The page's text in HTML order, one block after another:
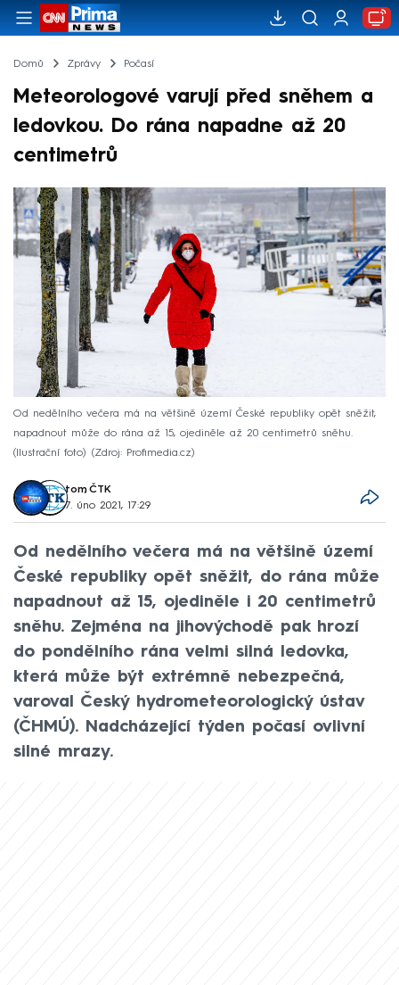
Domů Zprávy Počasí
Meteorologové varují před sněhem a
ledovkou. Do rána napadne až 20
centimetrů
Od nedělního večera má na většině území České republiky opět sněžit,
napadnout může do rána až 15, ojediněle až 20 centimetrů sněhu.
(Ilustrační foto)
Zdroj: Profimedia.cz
tom, ČTK
7. úno 2021, 17:29
Od nedělního večera má na většině území
České republiky opět sněžit, do rána může
napadnout až 15, ojediněle i 20 centimetrů
sněhu. Zejména na jihovýchodě pak hrozí
do pondělního rána velmi silná ledovka,
která může být extrémně nebezpečná,
varoval Český hydrometeorologický ústav
(ČHMÚ). Nadcházející týden počasí ovlivní
silné mrazy.